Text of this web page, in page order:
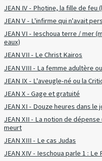
JEAN IV - Photine, la fille de feu
JEAN V - L'infirme qui n'avait
JEAN VI - Ieschoua terre / mer
eaux)
JEAN VII - Le Christ Kairos
JEAN VIII - La femme adultère
JEAN IX - L'aveugle-né ou la
JEAN X - Gage et gratuité
JEAN XI - Douze heures dans le
JEAN XII - La notion de
meurt
JEAN XIII - Le cas Judas
JEAN XIV - Ieschoua parle 1 : Le